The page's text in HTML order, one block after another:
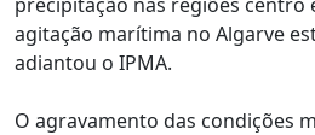
agitação marítima no Algarve
adiantou o IPMA.
O agravamento das condições